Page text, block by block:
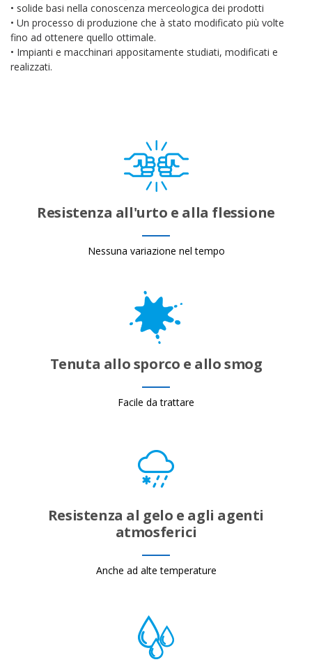
• solide basi nella conoscenza merceologica dei prodotti
• Un processo di produzione che à stato modificato più volte
fino ad ottenere quello ottimale.
• Impianti e macchinari appositamente studiati, modificati e
realizzati.
Resistenza all'urto e alla flessione
Nessuna variazione nel tempo
Tenuta allo sporco e allo smog
Facile da trattare
Resistenza al gelo e agli agenti
atmosferici
Anche ad alte temperature